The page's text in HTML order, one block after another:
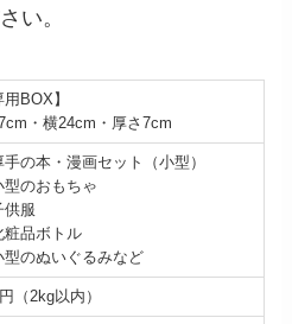
い。
用BOX】
・横24cm・厚さ7cm
手の本・漫画セット（小型）
型のおもちゃ
供服
粧品ボトル
型のぬいぐるみなど
（2kg以内）